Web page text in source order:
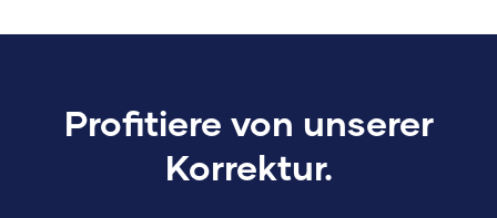
Profitiere von unserer
Korrektur.